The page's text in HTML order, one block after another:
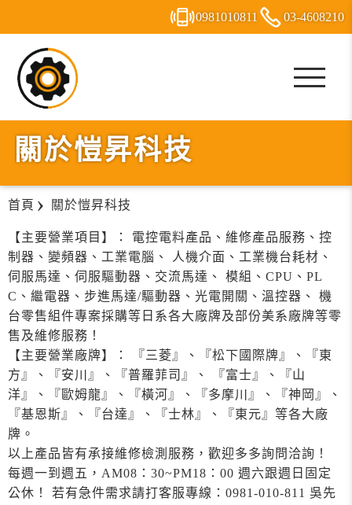
0981010811 03-4608210
關於愷昇科技
首頁 關於愷昇科技
【主要營業項目】： 電控電料產品、維修產品服務、控
制器、變頻器、工業電腦、 人機介面、工業機台耗材、
伺服馬達、伺服驅動器、交流馬達、 模組、CPU、PL
C、繼電器、步進馬達/驅動器、光電開關、溫控器、 機
台零售組件專案採購等日系各大廠牌及部份美系廠牌等零
售及維修服務！
【主要營業廠牌】： 『三菱』、『松下國際牌』、『東
方』、『安川』、『普羅菲司』、 『富士』、『山
洋』、『歐姆龍』、『橫河』、『多摩川』、『神岡』、
『基恩斯』、『台達』、『士林』、『東元』等各大廠
牌。
以上產品皆有承接維修檢測服務，歡迎多多詢問洽詢！
每週一到週五，AM08：30~PM18：00 週六跟週日固定
公休！ 若有急件需求請打客服專線：0981-010-811 吳先